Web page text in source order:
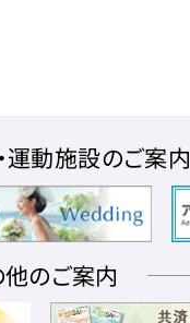
運動施設のご案内
他のご案内